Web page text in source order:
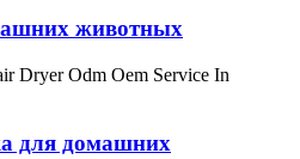
животных
для домашних